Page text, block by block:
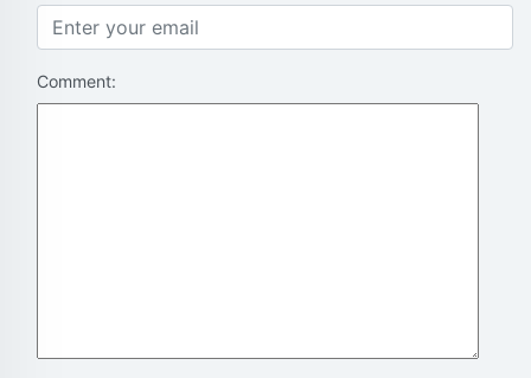
Comment: